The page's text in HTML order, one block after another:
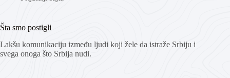
Šta smo postigli
Lakšu komunikaciju između ljudi koji žele da istraže Srbiju i
svega onoga što Srbija nudi.